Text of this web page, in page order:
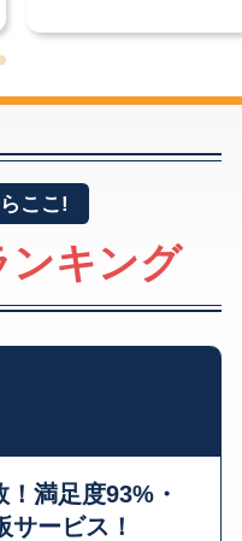
ここ!
ンキング
満足度93%・
サービス！